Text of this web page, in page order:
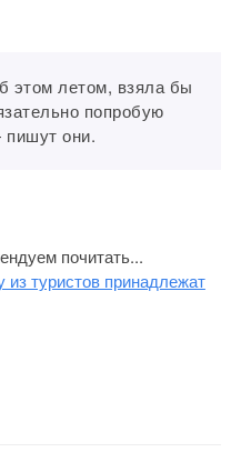
этом летом, взяла бы
попробую
пишут они.
почитать...
туристов принадлежат